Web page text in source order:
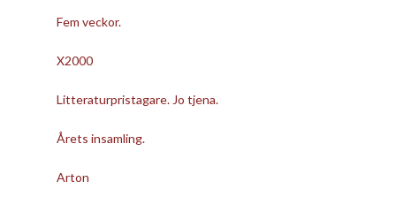
Fem veckor.
X2000
Litteraturpristagare. Jo tjena.
Årets insamling.
Arton